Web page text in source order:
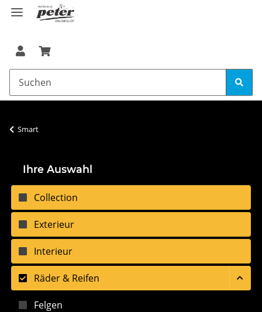
Smart
Ihre Auswahl
Collection
Exterieur
Interieur
Räder & Reifen
Felgen